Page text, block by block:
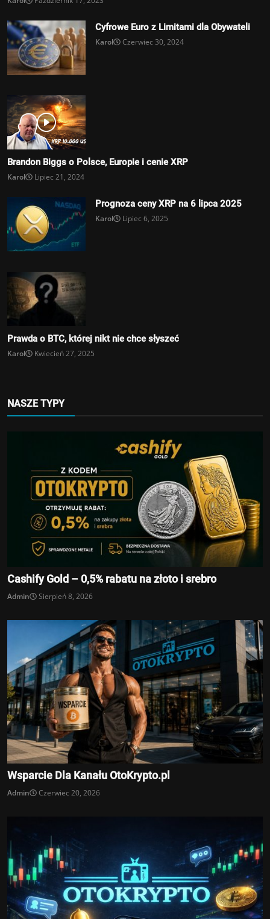
Cyfrowe Euro z Limitami dla Obywateli
Karol Czerwiec 30, 2024
Brandon Biggs o Polsce, Europie i cenie XRP
Karol Lipiec 21, 2024
Prognoza ceny XRP na 6 lipca 2025
Karol Lipiec 6, 2025
Prawda o BTC, której nikt nie chce słyszeć
Karol Kwiecień 27, 2025
NASZE TYPY
Cashify Gold – 0,5% rabatu na złoto i srebro
Admin Sierpień 8, 2026
Wsparcie Dla Kanału OtoKrypto.pl
Admin Czerwiec 20, 2026